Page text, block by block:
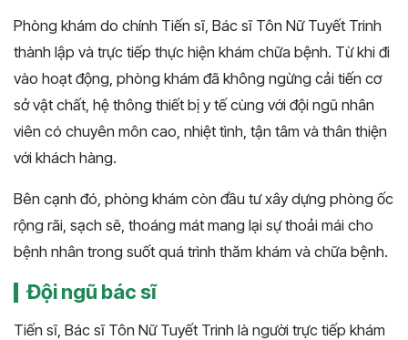
Phòng khám do chính Tiến sĩ, Bác sĩ Tôn Nữ Tuyết Trinh
thành lập và trực tiếp thực hiện khám chữa bệnh. Từ khi đi
vào hoạt động, phòng khám đã không ngừng cải tiến cơ
sở vật chất, hệ thông thiết bị y tế cùng với đội ngũ nhân
viên có chuyên môn cao, nhiệt tình, tận tâm và thân thiện
với khách hàng.
Bên cạnh đó, phòng khám còn đầu tư xây dựng phòng ốc
rộng rãi, sạch sẽ, thoáng mát mang lại sự thoải mái cho
bệnh nhân trong suốt quá trình thăm khám và chữa bệnh.
Đội ngũ bác sĩ
Tiến sĩ, Bác sĩ Tôn Nữ Tuyết Trinh là người trực tiếp khám